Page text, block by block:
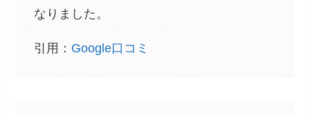
なりました。
引用： Google口コミ